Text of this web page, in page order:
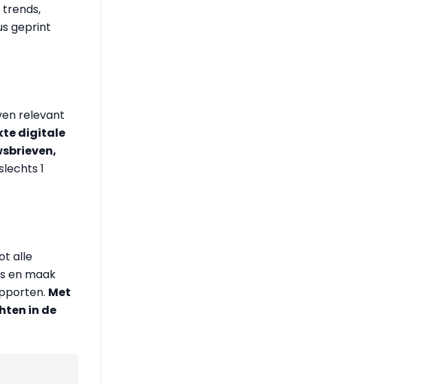
geprint
relevant
digitale
1
alle
en maak
Met
in de